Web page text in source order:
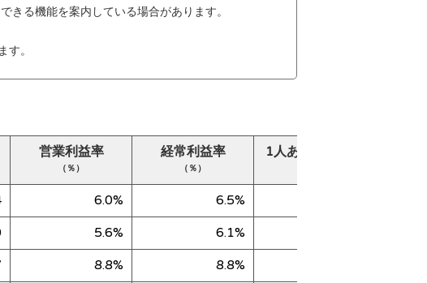
きる機能を案内している場合があります。
す。
営業利益率
（％）
経常利益率
（％）
1人あたり売上高
6.0% 6.5%
5.6% 6.1%
8.8% 8.8%